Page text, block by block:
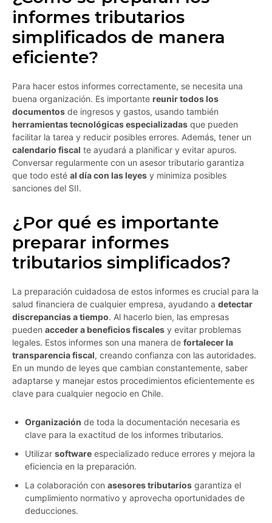
informes tributarios
simplificados de manera
eficiente?
Para hacer estos informes correctamente, se necesita una
buena organización. Es importante reunir todos los
documentos de ingresos y gastos, usando también
herramientas tecnológicas especializadas que pueden
facilitar la tarea y reducir posibles errores. Además, tener un
calendario fiscal te ayudará a planificar y evitar apuros.
Conversar regularmente con un asesor tributario garantiza
que todo esté al día con las leyes y minimiza posibles
sanciones del SII.
¿Por qué es importante
preparar informes
tributarios simplificados?
La preparación cuidadosa de estos informes es crucial para la
salud financiera de cualquier empresa, ayudando a detectar
discrepancias a tiempo. Al hacerlo bien, las empresas
pueden acceder a beneficios fiscales y evitar problemas
legales. Estos informes son una manera de fortalecer la
transparencia fiscal, creando confianza con las autoridades.
En un mundo de leyes que cambian constantemente, saber
adaptarse y manejar estos procedimientos eficientemente es
clave para cualquier negocio en Chile.
Organización de toda la documentación necesaria es
clave para la exactitud de los informes tributarios.
Utilizar software especializado reduce errores y mejora la
eficiencia en la preparación.
La colaboración con asesores tributarios garantiza el
cumplimiento normativo y aprovecha oportunidades de
deducciones.